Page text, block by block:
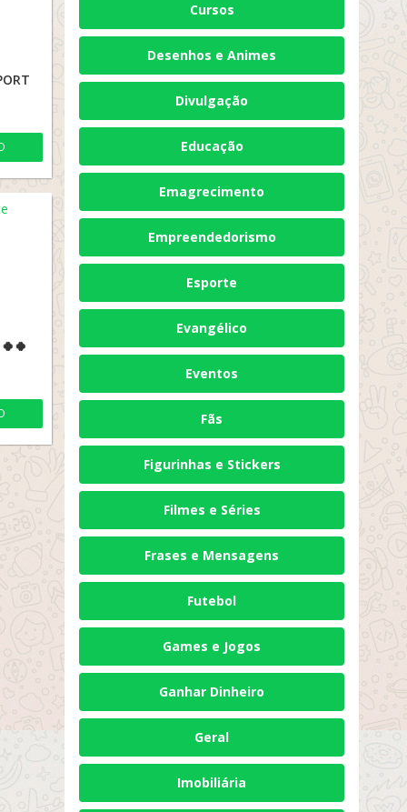
Cursos
Desenhos e Animes
Divulgação
Educação
Emagrecimento
Empreendedorismo
Esporte
Evangélico
Eventos
Fãs
Figurinhas e Stickers
Filmes e Séries
Frases e Mensagens
Futebol
Games e Jogos
Ganhar Dinheiro
Geral
Imobiliária